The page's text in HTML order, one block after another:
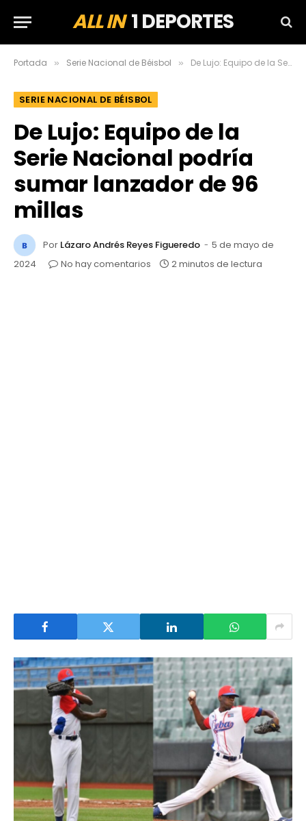
ALL IN1 DEPORTES
Portada » Serie Nacional de Béisbol » De Lujo: Equipo de la Serie Nacional podría sumar lanzador de 96 millas
SERIE NACIONAL DE BÉISBOL
De Lujo: Equipo de la
Serie Nacional podría
sumar lanzador de 96
millas
Por Lázaro Andrés Reyes Figueredo
5 de mayo de
2024
No hay comentarios 2 minutos de lectura